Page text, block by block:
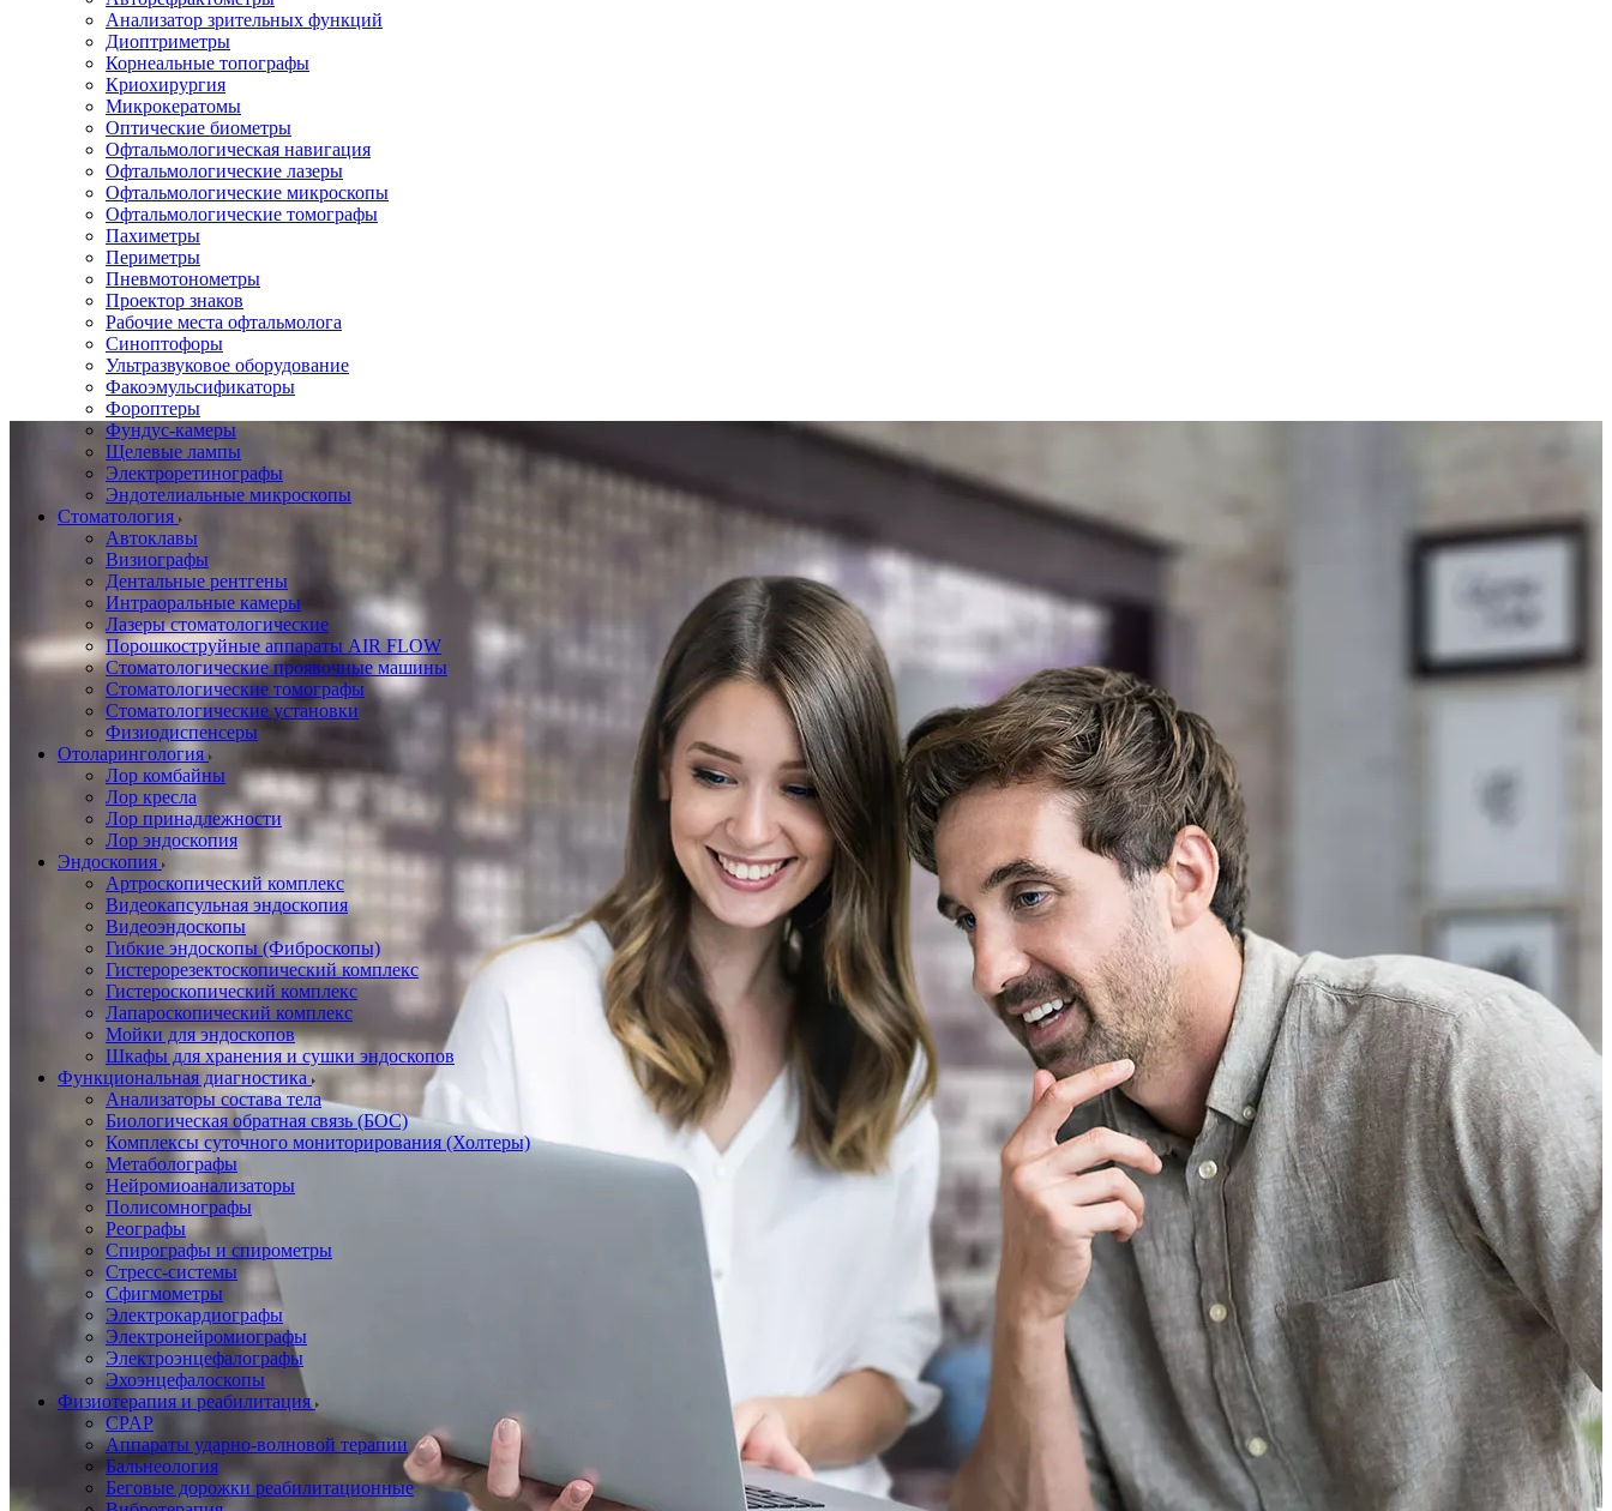
Анализатор зрительных функций
Диоптриметры
Корнеальные топографы
Криохирургия
Микрокератомы
Оптические биометры
Офтальмологическая навигация
Офтальмологические лазеры
Офтальмологические микроскопы
Офтальмологические томографы
Пахиметры
Периметры
Пневмотонометры
Проектор знаков
Рабочие места офтальмолога
Синоптофоры
Ультразвуковое оборудование
Факоэмульсификаторы
Фороптеры
Фундус-камеры
Щелевые лампы
Электроретинографы
Эндотелиальные микроскопы
Стоматология
Автоклавы
Визиографы
Дентальные рентгены
Интраоральные камеры
Лазеры стоматологические
Порошкоструйные аппараты AIR FLOW
Стоматологические проявочные машины
Стоматологические томографы
Стоматологические установки
Физиодиспенсеры
Отоларингология
Лор комбайны
Лор кресла
Лор принадлежности
Лор эндоскопия
Эндоскопия
Артроскопический комплекс
Видеокапсульная эндоскопия
Видеоэндоскопы
Гибкие эндоскопы (Фиброcкопы)
Гистерорезектоскопический комплекс
Гистероскопический комплекс
Лапароскопический комплекс
Мойки для эндоскопов
Шкафы для хранения и сушки эндоскопов
Функциональная диагностика
Анализаторы состава тела
Биологическая обратная связь (БОС)
Комплексы суточного мониторирования (Холтеры)
Метаболографы
Нейромиоанализаторы
Полисомнографы
Реографы
Спирографы и спирометры
Стресс-системы
Сфигмометры
Электрокардиографы
Электронейромиографы
Электроэнцефалографы
Эхоэнцефалоскопы
Физиотерапия и реабилитация
CPAP
Аппараты ударно-волновой терапии
Бальнеология
Беговые дорожки реабилитационные